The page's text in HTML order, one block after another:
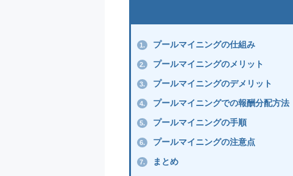
1. プールマイニングの仕組み
2. プールマイニングのメリット
3. プールマイニングのデメリット
4. プールマイニングでの報酬分配方法
5. プールマイニングの手順
6. プールマイニングの注意点
7. まとめ